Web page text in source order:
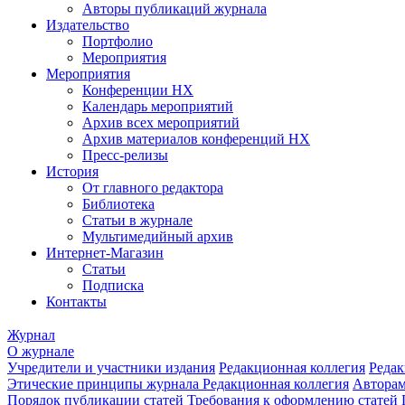
Авторы публикаций журнала
Издательство
Портфолио
Мероприятия
Мероприятия
Конференции НХ
Календарь мероприятий
Архив всех мероприятий
Архив материалов конференций НХ
Пресс-релизы
История
От главного редактора
Библиотека
Статьи в журнале
Мультимедийный архив
Интернет-Магазин
Статьи
Подписка
Контакты
Журнал
О журнале
Учредители и участники издания Редакционная коллегия
Этические принципы журнала Редакционная коллегия
Порядок публикации статей Требования к оформлению статей